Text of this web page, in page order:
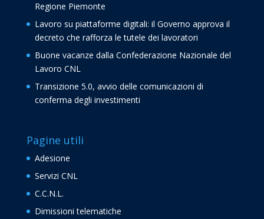
Regione Piemonte
Lavoro su piattaforme digitali: il Governo approva il
decreto che rafforza le tutele dei lavoratori
Buone vacanze dalla Confederazione Nazionale del
Lavoro CNL
Transizione 5.0, avvio delle comunicazioni di
conferma degli investimenti
Pagine utili
Adesione
Servizi CNL
C.C.N.L.
Dimissioni telematiche